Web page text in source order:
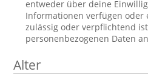
entweder über deine
Informationen verfügen oder
zulässig oder verpflichtend
personenbezogenen Daten
Alter